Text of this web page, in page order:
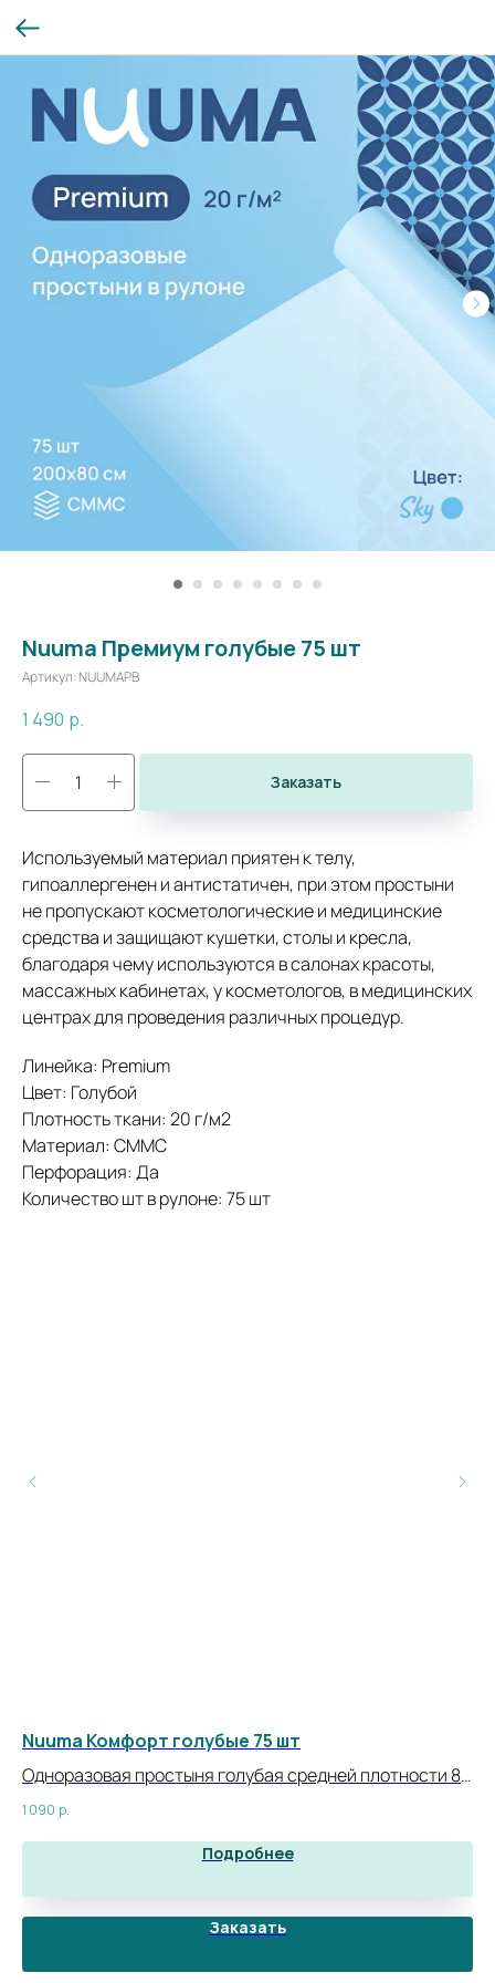
Nuuma Премиум голубые 75 шт
Артикул:NUUMAPB
1 490 р.
Заказать
Используемый материал приятен к телу,
гипоаллергенен и антистатичен, при этом простыни
не пропускают косметологические и медицинские
средства и защищают кушетки, столы и кресла,
благодаря чему используются в салонах красоты,
массажных кабинетах, у косметологов, в медицинских
центрах для проведения различных процедур.
Линейка: Premium
Цвет: Голубой
Плотность ткани: 20 г/м2
Материал: СММС
Перфорация: Да
Количество шт в рулоне: 75 шт
Nuuma Комфорт голубые 75 шт
Одноразовая простыня голубая средней плотности 80
х 200 см
1 090 р.
Подробнее
Заказать